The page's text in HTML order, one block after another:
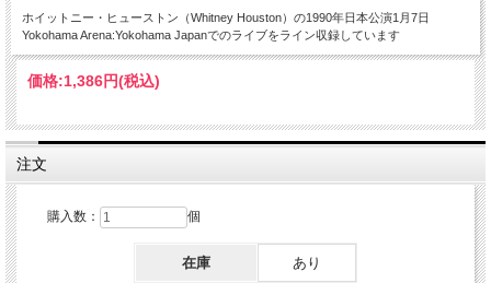
ホイットニー・ヒューストン（Whitney Houston）の1990年日本公演1月7日
Yokohama Arena:Yokohama Japanでのライブをライン収録しています
価格:1,386円(税込)
注文
購入数： 個
在庫 あり